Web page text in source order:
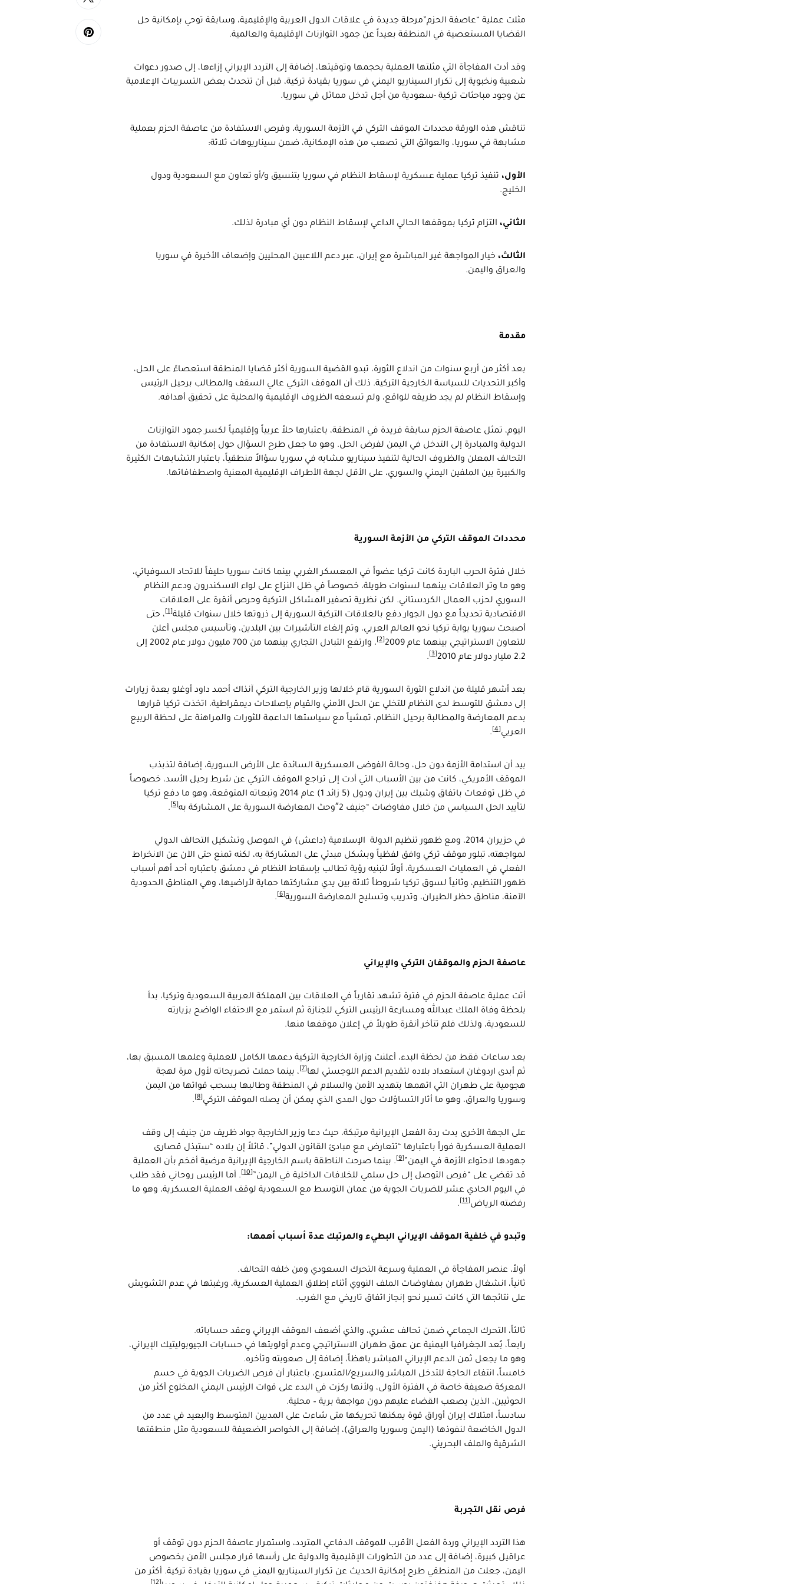
مثلت عملية “عاصفة الحزم”مرحلة جديدة في علاقات الدول العربية والإقليمية، وسابقة توحي بإمكانية حل
القضايا المستعصية في المنطقة بعيداً عن جمود التوازنات الإقليمية والعالمية.
وقد أدت المفاجأة التي مثلتها العملية بحجمها وتوقيتها، إضافة إلى التردد الإيراني إزاءها، إلى صدور دعوات
شعبية ونخبوية إلى تكرار السيناريو اليمني في سوريا بقيادة تركية، قبل أن تتحدث بعض التسريبات الإعلامية
عن وجود مباحثات تركية -سعودية من أجل تدخل مماثل في سوريا.
تناقش هذه الورقة محددات الموقف التركي في الأزمة السورية، وفرص الاستفادة من عاصفة الحزم بعملية
مشابهة في سوريا، والعوائق التي تصعب من هذه الإمكانية، ضمن سيناريوهات ثلاثة:
الأول، تنفيذ تركيا عملية عسكرية لإسقاط النظام في سوريا بتنسيق و/أو تعاون مع السعودية ودول
الخليج.
الثاني، التزام تركيا بموقفها الحالي الداعي لإسقاط النظام دون أي مبادرة لذلك.
الثالث، خيار المواجهة غير المباشرة مع إيران، عبر دعم اللاعبين المحليين وإضعاف الأخيرة في سوريا
والعراق واليمن.
مقدمة
بعد أكثر من أربع سنوات من اندلاع الثورة، تبدو القضية السورية أكثر قضايا المنطقة استعصاءً على الحل،
وأكبر التحديات للسياسة الخارجية التركية. ذلك أن الموقف التركي عالي السقف والمطالب برحيل الرئيس
وإسقاط النظام لم يجد طريقه للواقع، ولم تسعفه الظروف الإقليمية والمحلية على تحقيق أهدافه.
اليوم، تمثل عاصفة الحزم سابقة فريدة في المنطقة، باعتبارها حلاً عربياً وإقليمياً لكسر جمود التوازنات
الدولية والمبادرة إلى التدخل في اليمن لفرض الحل. وهو ما جعل طرح السؤال حول إمكانية الاستفادة من
التحالف المعلن والظروف الحالية لتنفيذ سيناريو مشابه في سوريا سؤالاً منطقياً، باعتبار التشابهات الكثيرة
والكبيرة بين الملفين اليمني والسوري، على الأقل لجهة الأطراف الإقليمية المعنية واصطفافاتها.
محددات الموقف التركي من الأزمة السورية
خلال فترة الحرب الباردة كانت تركيا عضواً في المعسكر الغربي بينما كانت سوريا حليفاً للاتحاد السوفياتي،
وهو ما وتر العلاقات بينهما لسنوات طويلة، خصوصاً في ظل النزاع على لواء الاسكندرون ودعم النظام
السوري لحزب العمال الكردستاني. لكن نظرية تصفير المشاكل التركية وحرص أنقرة على العلاقات
الاقتصادية تحديداً مع دول الجوار دفع بالعلاقات التركية السورية إلى ذروتها خلال سنوات قليلة
، حتى
أصبحت سوريا بوابة تركيا نحو العالم العربي، وتم إلغاء التأشيرات بين البلدين، وتأسيس مجلس أعلن
للتعاون الاستراتيجي بينهما عام 2009
، وارتفع التبادل التجاري بينهما من 700 مليون دولار عام 2002 إلى
2.2 مليار دولار عام 2010
.
بعد أشهر قليلة من اندلاع الثورة السورية قام خلالها وزير الخارجية التركي آنذاك أحمد داود أوغلو بعدة زيارات
إلى دمشق للتوسط لدى النظام للتخلي عن الحل الأمني والقيام بإصلاحات ديمقراطية، اتخذت تركيا قرارها
بدعم المعارضة والمطالبة برحيل النظام، تمشياً مع سياستها الداعمة للثورات والمراهنة على لحظة الربيع
العربي
.
بيد أن استدامة الأزمة دون حل، وحالة الفوضى العسكرية السائدة على الأرض السورية، إضافة لتذبذب
الموقف الأمريكي، كانت من بين الأسباب التي أدت إلى تراجع الموقف التركي عن شرط رحيل الأسد، خصوصاً
في ظل توقعات باتفاق وشيك بين إيران ودول (5 زائد 1) عام 2014 وتبعاته المتوقعة، وهو ما دفع تركيا
لتأييد الحل السياسي من خلال مفاوضات “جنيف 2″وحث المعارضة السورية على المشاركة به
.
في حزيران 2014، ومع ظهور تنظيم الدولة الإسلامية (داعش) في الموصل وتشكيل التحالف الدولي
لمواجهته، تبلور موقف تركي وافق لفظياً وبشكل مبدئي على المشاركة به، لكنه تمنع حتى الآن عن الانخراط
الفعلي في العمليات العسكرية، أولاً لتبنيه رؤية تطالب بإسقاط النظام في دمشق باعتباره أحد أهم أسباب
ظهور التنظيم، وثانياً لسوق تركيا شروطاً ثلاثة بين يدي مشاركتها حماية لأراضيها، وهي المناطق الحدودية
الآمنة، مناطق حظر الطيران، وتدريب وتسليح المعارضة السورية
.
عاصفة الحزم والموقفان التركي والإيراني
أتت عملية عاصفة الحزم في فترة تشهد تقارباً في العلاقات بين المملكة العربية السعودية وتركيا، بدأ
بلحظة وفاة الملك عبدالله ومسارعة الرئيس التركي للجنازة ثم استمر مع الاحتفاء الواضح بزيارته
للسعودية، ولذلك فلم تتأخر أنقرة طويلاً في إعلان موقفها منها.
بعد ساعات فقط من لحظة البدء، أعلنت وزارة الخارجية التركية دعمها الكامل للعملية وعلمها المسبق بها،
ثم أبدى اردوغان استعداد بلاده لتقديم الدعم اللوجستي لها
، بينما حملت تصريحاته لأول مرة لهجة
هجومية على طهران التي اتهمها بتهديد الأمن والسلام في المنطقة وطالبها بسحب قواتها من اليمن
وسوريا والعراق، وهو ما أثار التساؤلات حول المدى الذي يمكن أن يصله الموقف التركي
.
على الجهة الأخرى بدت ردة الفعل الإيرانية مرتبكة، حيث دعا وزير الخارجية جواد ظريف من جنيف إلى وقف
العملية العسكرية فوراً باعتبارها “تتعارض مع مبادئ القانون الدولي”، قائلاً إن بلاده “ستبذل قصارى
جهودها لاحتواء الأزمة في اليمن”
. بينما صرحت الناطقة باسم الخارجية الإيرانية مرضية أفخم بأن العملية
قد تقضي على “فرص التوصل إلى حل سلمي للخلافات الداخلية في اليمن”
. أما الرئيس روحاني فقد طلب
في اليوم الحادي عشر للضربات الجوية من عمان التوسط مع السعودية لوقف العملية العسكرية، وهو ما
رفضته الرياض
.
وتبدو في خلفية الموقف الإيراني البطيء والمرتبك عدة أسباب أهمها:
أولاً، عنصر المفاجأة في العملية وسرعة التحرك السعودي ومن خلفه التحالف.
ثانياً، انشغال طهران بمفاوضات الملف النووي أثناء إطلاق العملية العسكرية، ورغبتها في عدم التشويش
على نتائجها التي كانت تسير نحو إنجاز اتفاق تاريخي مع الغرب.
ثالثاً، التحرك الجماعي ضمن تحالف عشري، والذي أضعف الموقف الإيراني وعقد حساباته.
رابعاً، بُعد الجغرافيا اليمنية عن عمق طهران الاستراتيجي وعدم أولويتها في حسابات الجيوبوليتيك الإيراني،
وهو ما يجعل ثمن الدعم الإيراني المباشر باهظاً، إضافة إلى صعوبته وتأخره.
خامساً، انتفاء الحاجة للتدخل المباشر والسريع/المتسرع، باعتبار أن فرص الضربات الجوية في حسم
المعركة ضعيفة خاصة في الفترة الأولى، ولأنها ركزت في البدء على قوات الرئيس اليمني المخلوع أكثر من
الحوثيين، الذين يصعب القضاء عليهم دون مواجهة برية – محلية.
سادساً، امتلاك إيران أوراق قوة يمكنها تحريكها متى شاءت على المديين المتوسط والبعيد في عدد من
الدول الخاضعة لنفوذها (اليمن وسوريا والعراق)، إضافة إلى الخواصر الضعيفة للسعودية مثل منطقتها
الشرقية والملف البحريني.
فرص نقل التجربة
هذا التردد الإيراني وردة الفعل الأقرب للموقف الدفاعي المتردد، واستمرار عاصفة الحزم دون توقف أو
عراقيل كبيرة، إضافة إلى عدد من التطورات الإقليمية والدولية على رأسها قرار مجلس الأمن بخصوص
اليمن، جعلت من المنطقي طرح إمكانية الحديث عن تكرار السيناريو اليمني في سوريا بقيادة تركية. أكثر من